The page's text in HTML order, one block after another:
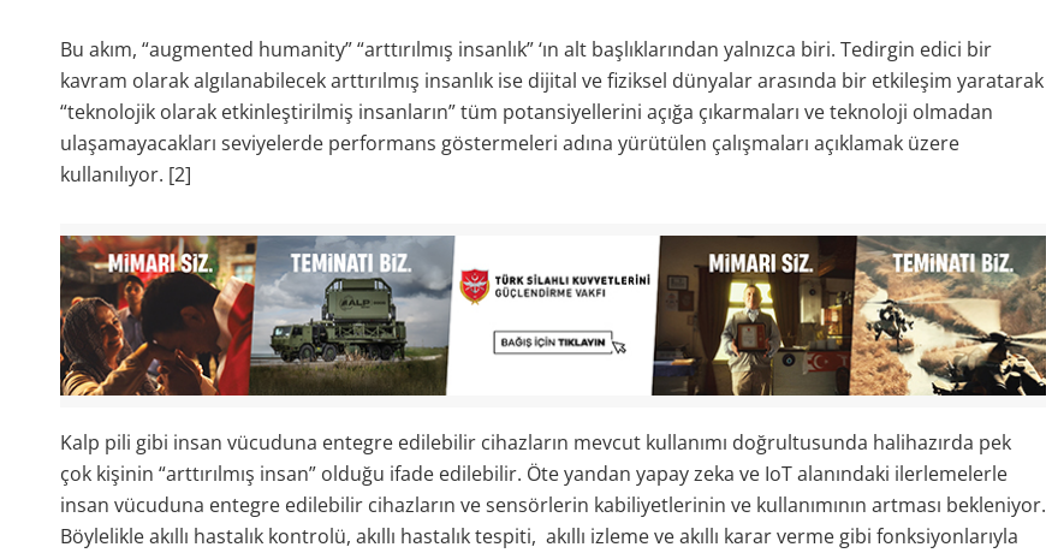
Bu akım, “augmented humanity” “arttırılmış insanlık” ‘ın alt başlıklarından yalnızca biri. Tedirgin edici bir
kavram olarak algılanabilecek arttırılmış insanlık ise dijital ve fiziksel dünyalar arasında bir etkileşim yaratarak
“teknolojik olarak etkinleştirilmiş insanların” tüm potansiyellerini açığa çıkarmaları ve teknoloji olmadan
ulaşamayacakları seviyelerde performans göstermeleri adına yürütülen çalışmaları açıklamak üzere
kullanılıyor. [2]
Kalp pili gibi insan vücuduna entegre edilebilir cihazların mevcut kullanımı doğrultusunda halihazırda pek
çok kişinin “arttırılmış insan” olduğu ifade edilebilir. Öte yandan yapay zeka ve IoT alanındaki ilerlemelerle
insan vücuduna entegre edilebilir cihazların ve sensörlerin kabiliyetlerinin ve kullanımının artması bekleniyor.
Böylelikle akıllı hastalık kontrolü, akıllı hastalık tespiti, akıllı izleme ve akıllı karar verme gibi fonksiyonlarıyla